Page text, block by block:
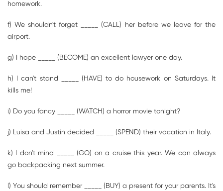
homework.
f) We shouldn't forget _____ (CALL) her before we leave for the
airport.
g) I hope _____ (BECOME) an excellent lawyer one day.
h) I can't stand _____ (HAVE) to do housework on Saturdays. It
kills me!
i) Do you fancy _____ (WATCH) a horror movie tonight?
j) Luisa and Justin decided _____ (SPEND) their vacation in Italy.
k) I don't mind _____ (GO) on a cruise this year. We can always
go backpacking next summer.
l) You should remember _____ (BUY) a present for your parents. It's